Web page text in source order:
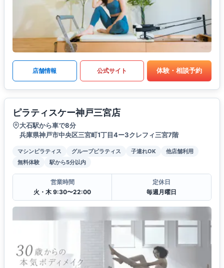
店舗情報 公式サイト 体験・相談予約
ピラティスケー神戸三宮店
大石駅から車で8分
兵庫県神戸市中央区三宮町1丁目4ー3クレフィ三宮7階
マシンピラティス グループピラティス 子連れOK
他店舗利用
無料体験
駅から5分以内
営業時間
火・木 9:30〜22:00
定休日
毎週月曜日